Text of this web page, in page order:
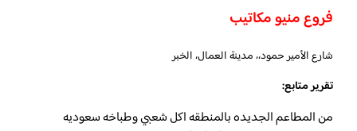
فروع منيو مكاتيب
شارع الأمير حمود،، مدينة العمال، الخبر
تقرير متابع:
من المطاعم الجديده بالمنطقه اكل شعبي وطباخه سعوديه